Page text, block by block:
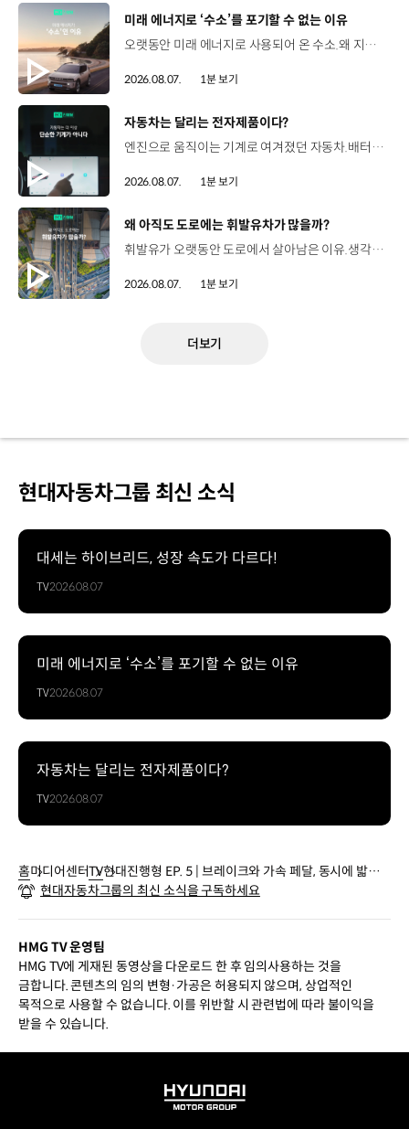
[동영상]
미래 에너지로 ‘수소’를 포기할 수 없는 이유
오랫동안 미래 에너지로 사용되어 온 수소.왜 지금까지도 중요한 선택지로 꼽힐까요? 현대진행형 팟캐스트 EP.21에서 확인하세요.📻 #현대자동차그룹 #현대진행형 #모빌리티팟캐스트 #수소전기차 #수소에너지 #연료 #미래모빌리티 #모빌리티
2026.08.07. 1분 보기
[동영상]
자동차는 달리는 전자제품이다?
엔진으로 움직이는 기계로 여겨졌던 자동차.배터리와 소프트웨어를 통해 어떻게 바뀌고 있을까요? 현대진행형 팟캐스트 EP.21에서 확인하세요.📻 #현대자동차그룹 #현대진행형 #모빌리티팟캐스트 #SDV #전기차 #연료 #미래모빌리티 #모빌리티
2026.08.07. 1분 보기
[동영상]
왜 아직도 도로에는 휘발유차가 많을까?
휘발유가 오랫동안 도로에서 살아남은 이유.생각보다 강력한 장점이 있었습니다. 현대진행형 팟캐스트 EP.21에서 확인하세요.📻 #현대자동차그룹 #현대진행형 #모빌리티팟캐스트 #휘발유 #내연기관 #연료 #미래모빌리티 #모빌리티
2026.08.07. 1분 보기
더보기
현대자동차그룹 최신 소식
대세는 하이브리드, 성장 속도가 다르다!
TV2026.08.07
미래 에너지로 ‘수소’를 포기할 수 없는 이유
TV2026.08.07
자동차는 달리는 전자제품이다?
TV2026.08.07
홈미디어센터TV현대진행형 EP. 5 | 브레이크와 가속 페달, 동시에 밟으
면?
현대자동차그룹의 최신 소식을 구독하세요
HMG TV 운영팀
HMG TV에 게재된 동영상을 다운로드 한 후 임의사용하는 것을
금합니다. 콘텐츠의 임의 변형·가공은 허용되지 않으며, 상업적인
목적으로 사용할 수 없습니다. 이를 위반할 시 관련법에 따라 불이익을
받을 수 있습니다.
HYUNDAI